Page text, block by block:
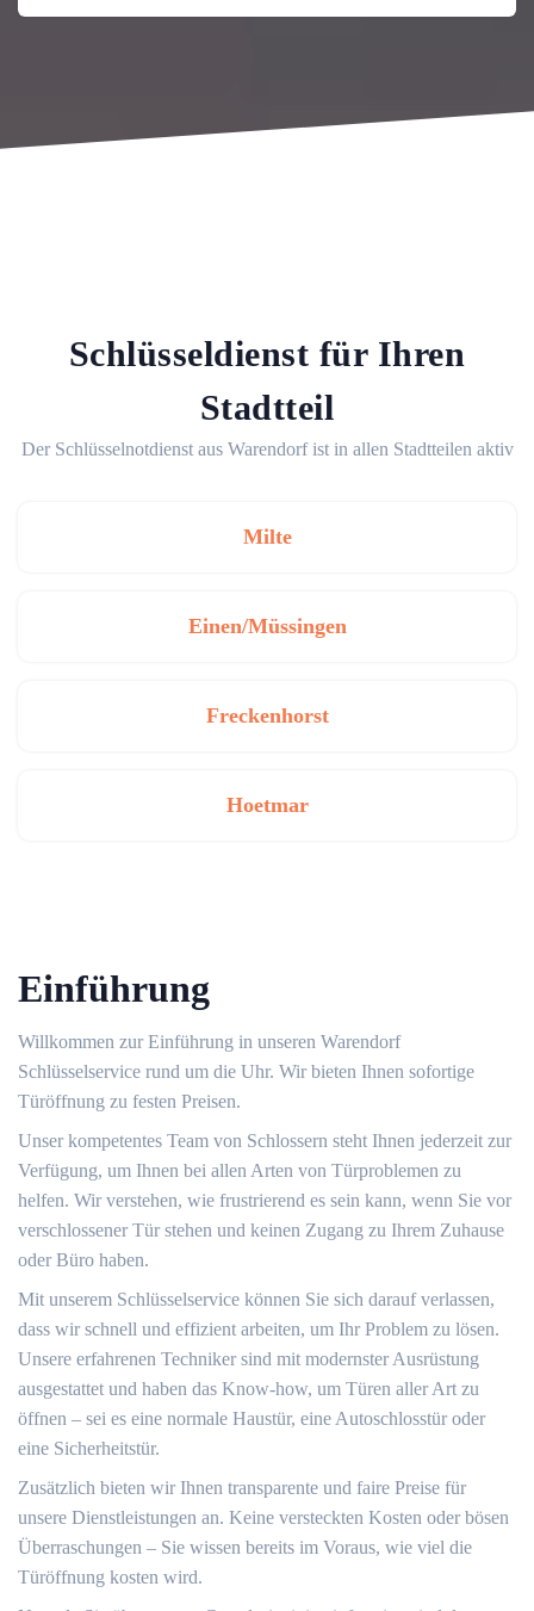
Schlüsseldienst für Ihren
Stadtteil
Der Schlüsselnotdienst aus Warendorf ist in allen Stadtteilen aktiv
Milte
Einen/Müssingen
Freckenhorst
Hoetmar
Einführung
Willkommen zur Einführung in unseren Warendorf
Schlüsselservice rund um die Uhr.​ Wir bieten Ihnen sofortige
Türöffnung zu festen Preisen.​
Unser kompetentes Team von Schlossern steht Ihnen jederzeit zur
Verfügung, um Ihnen bei allen Arten von Türproblemen zu
helfen.​ Wir verstehen, wie frustrierend es sein kann, wenn Sie vor
verschlossener Tür stehen und keinen Zugang zu Ihrem Zuhause
oder Büro haben.​
Mit unserem Schlüsselservice können Sie sich darauf verlassen,
dass wir schnell und effizient arbeiten, um Ihr Problem zu lösen.​
Unsere erfahrenen Techniker sind mit modernster Ausrüstung
ausgestattet und haben das Know-how, um Türen aller Art zu
öffnen – sei es eine normale Haustür, eine Autoschlosstür oder
eine Sicherheitstür.
Zusätzlich bieten wir Ihnen transparente und faire Preise für
unsere Dienstleistungen an. Keine versteckten Kosten oder bösen
Überraschungen – Sie wissen bereits im Voraus, wie viel die
Türöffnung kosten wird.​